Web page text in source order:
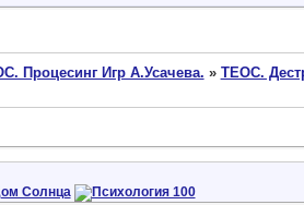
Процесинг Игр А.Усачева. » ТЕОС.